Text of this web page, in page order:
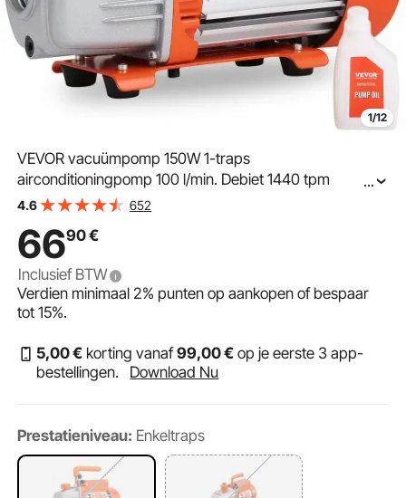
1/12
VEVOR vacuümpomp 150W 1-traps
airconditioningpomp 100 l/min. Debiet 1440 tpm
Snelheid 0,64/1,27 cm SAE-inlaat vacuümapparaten
...
4.6 652
6690€
Inclusief BTW
Verdien minimaal2% punten op aankopen of bespaar
tot15%.
5,00€ korting vanaf99,00€ op je eerste 3 app-
bestellingen.
Download Nu
Prestatieniveau: Enkeltraps